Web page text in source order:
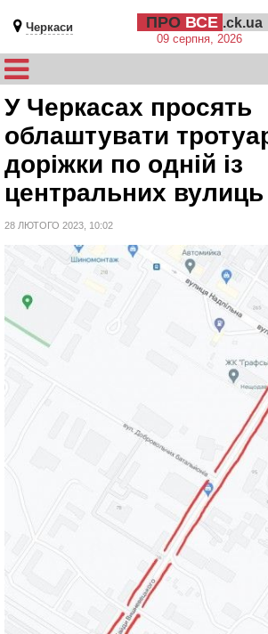
Черкаси ПРО ВСЕ .ck.ua
09 серпня, 2026
У Черкасах просять
облаштувати
доріжки по одній із
центральних вулиць
28 ЛЮТОГО 2023, 10:02